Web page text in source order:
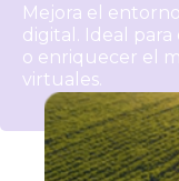
Mejora el
digital. Ideal
o enriquecer el
virtuales.